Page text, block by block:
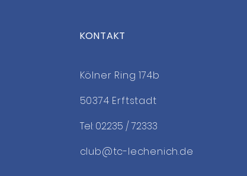
KONTAKT
Kölner Ring 174b
50374 Erftstadt
Tel: 02235 / 72333
club@tc-lechenich.de